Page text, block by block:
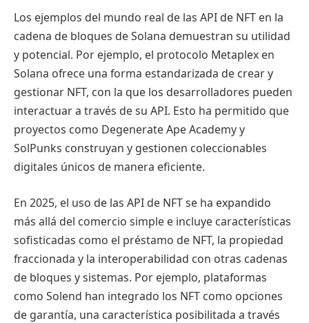
Los ejemplos del mundo real de las API de NFT en la
cadena de bloques de Solana demuestran su utilidad
y potencial. Por ejemplo, el protocolo Metaplex en
Solana ofrece una forma estandarizada de crear y
gestionar NFT, con la que los desarrolladores pueden
interactuar a través de su API. Esto ha permitido que
proyectos como Degenerate Ape Academy y
SolPunks construyan y gestionen coleccionables
digitales únicos de manera eficiente.
En 2025, el uso de las API de NFT se ha expandido
más allá del comercio simple e incluye características
sofisticadas como el préstamo de NFT, la propiedad
fraccionada y la interoperabilidad con otras cadenas
de bloques y sistemas. Por ejemplo, plataformas
como Solend han integrado los NFT como opciones
de garantía, una característica posibilitada a través